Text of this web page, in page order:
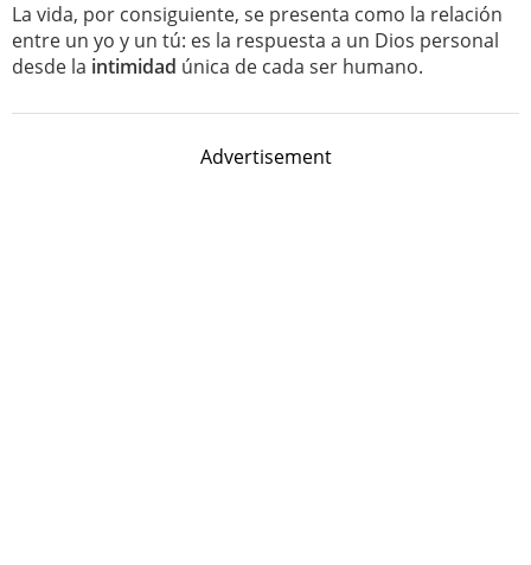
La vida, por consiguiente, se presenta como la relación
entre un yo y un tú: es la respuesta a un Dios personal
desde la intimidad única de cada ser humano.
Advertisement